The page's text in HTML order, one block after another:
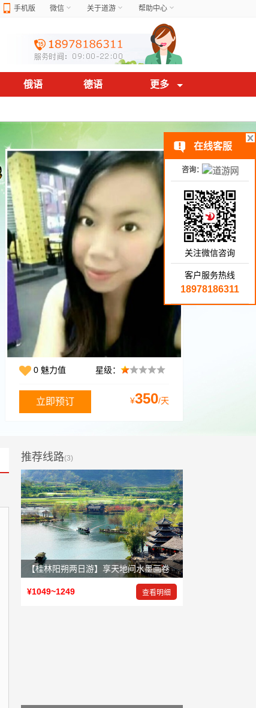
手机版 微信 关于道游 帮助中心
俄语 德语 更多
0 魅力值 星级：
¥350/天
推荐线路(3)
【桂林阳朔两日游】享天地间水墨画卷，赏大自然鬼斧神工
查看明细
¥1049~1249
在线客服
咨询：
关注微信咨询
客户服务热线
18978186311